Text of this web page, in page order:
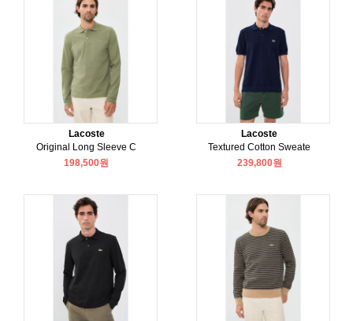
Lacoste
Original Long Sleeve C
198,500원
Lacoste
Textured Cotton Sweate
239,800원